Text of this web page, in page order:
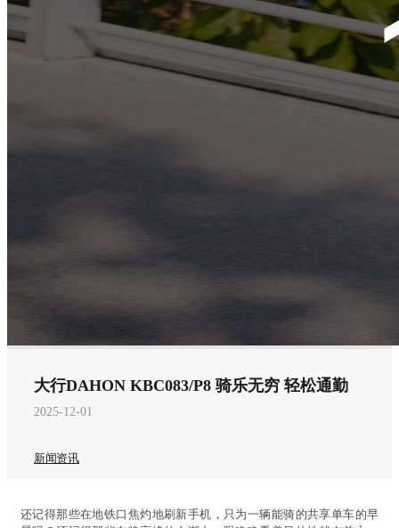
大行DAHON KBC083/P8 骑乐无穷 轻松通勤
2025-12-01
新闻资讯
还记得那些在地铁口焦灼地刷新手机，只为一辆能骑的共享单车的早